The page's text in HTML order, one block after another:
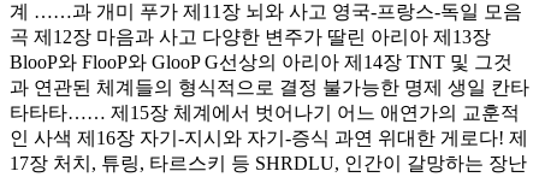
계 ……과 개미 푸가 제11장 뇌와 사고 영국-프랑스-독일 모음
곡 제12장 마음과 사고 다양한 변주가 딸린 아리아 제13장
BlooP와 FlooP와 GlooP G선상의 아리아 제14장 TNT 및 그것
과 연관된 체계들의 형식적으로 결정 불가능한 명제 생일 칸타
타타타…… 제15장 체계에서 벗어나기 어느 애연가의 교훈적
인 사색 제16장 자기-지시와 자기-증식 과연 위대한 게로다! 제
17장 처치, 튜링, 타르스키 등 SHRDLU, 인간이 갈망하는 장난